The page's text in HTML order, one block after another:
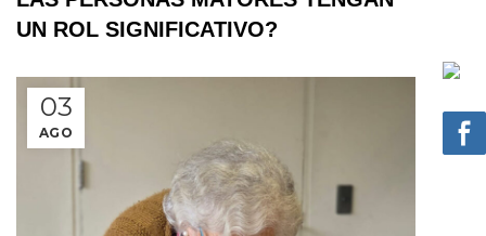
UN ROL SIGNIFICATIVO?
03
AGO